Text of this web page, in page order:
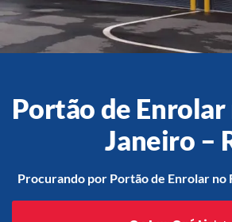
Enrolar
Portão
Portão de Enrolar
Janeiro –
Procurando por Portão de Enrolar no